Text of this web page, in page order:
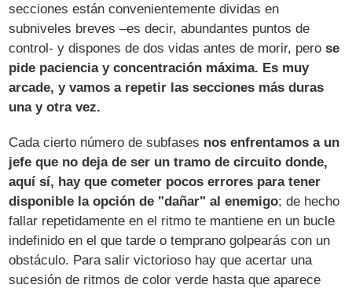
secciones están convenientemente dividas en
subniveles breves –es decir, abundantes puntos de
control- y dispones de dos vidas antes de morir, perose
pide paciencia y concentración máxima. Es muy
arcade, y vamos a repetir las secciones más duras
una y otra vez.
Cada cierto número de subfases nos enfrentamos a un
jefe que no deja de ser un tramo de circuito donde,
aquí sí, hay que cometer pocos errores para tener
disponible la opción de "dañar" al enemigo; de hecho
fallar repetidamente en el ritmo te mantiene en un bucle
indefinido en el que tarde o temprano golpearás con un
obstáculo. Para salir victorioso hay que acertar una
sucesión de ritmos de color verde hasta que aparece